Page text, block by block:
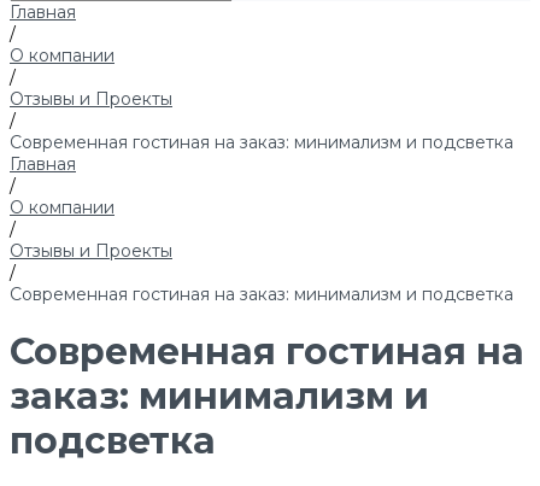
Главная
/
О компании
/
Отзывы и Проекты
/
Современная гостиная на заказ: минимализм и подсветка
Главная
/
О компании
/
Отзывы и Проекты
/
Современная гостиная на заказ: минимализм и подсветка
Современная гостиная на
заказ: минимализм и
подсветка